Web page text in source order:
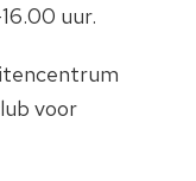
uur.
voor